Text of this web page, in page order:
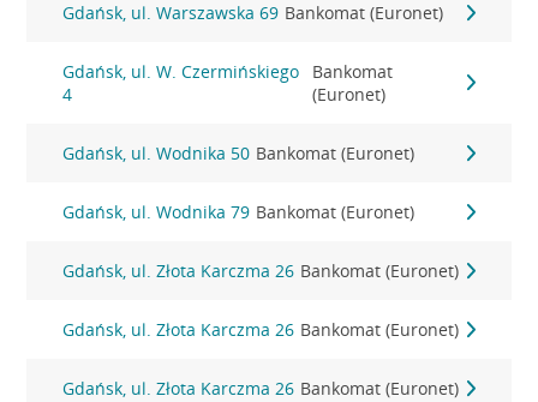
Gdańsk, ul. Warszawska 69 Bankomat (Euronet)
Gdańsk, ul. W. Czermińskiego
4
Bankomat
(Euronet)
Gdańsk, ul. Wodnika 50 Bankomat (Euronet)
Gdańsk, ul. Wodnika 79 Bankomat (Euronet)
Gdańsk, ul. Złota Karczma 26 Bankomat (Euronet)
Gdańsk, ul. Złota Karczma 26 Bankomat (Euronet)
Gdańsk, ul. Złota Karczma 26 Bankomat (Euronet)